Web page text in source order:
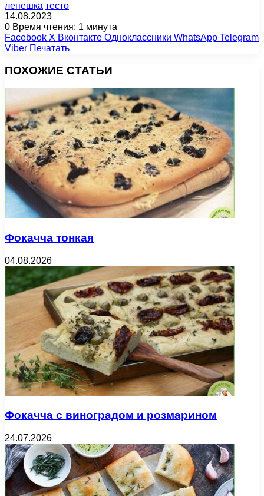
лепешка тесто
14.08.2023
0 Время чтения: 1 минута
Facebook X Вконтакте Одноклассники WhatsApp Telegram
Viber Печатать
ПОХОЖИЕ СТАТЬИ
Фокачча тонкая
04.08.2026
Фокачча с виноградом и розмарином
24.07.2026